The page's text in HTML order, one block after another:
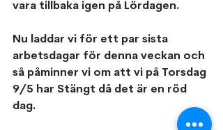
vara tillbaka igen på Lördagen.
Nu laddar vi för ett par sista
arbetsdagar för denna veckan och
så påminner vi om att vi på Torsdag
9/5 har Stängt då det är en röd
dag.